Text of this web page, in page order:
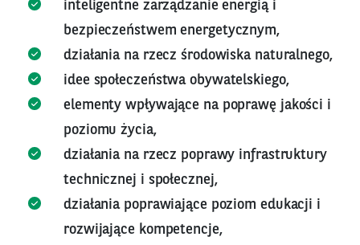
inteligentne zarządzanie energią i
bezpieczeństwem energetycznym,
działania na rzecz środowiska naturalnego,
idee społeczeństwa obywatelskiego,
elementy wpływające na poprawę jakości i
poziomu życia,
działania na rzecz poprawy infrastruktury
technicznej i społecznej,
działania poprawiające poziom edukacji i
rozwijające kompetencje,